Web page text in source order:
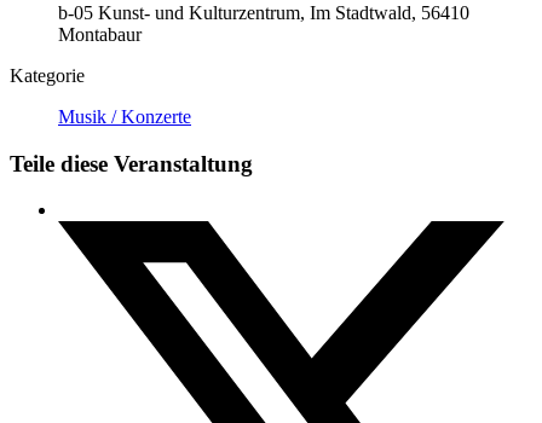
b-05 Kunst- und Kulturzentrum, Im Stadtwald, 56410
Montabaur
Kategorie
Musik / Konzerte
Teile diese Veranstaltung